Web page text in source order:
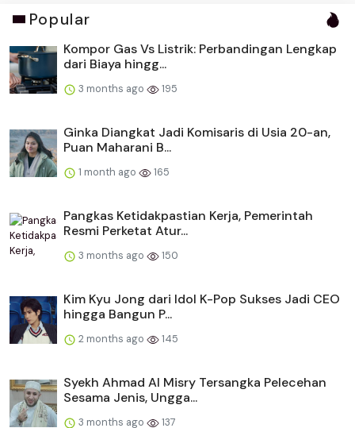
Popular
Kompor Gas Vs Listrik: Perbandingan Lengkap
dari Biaya hingg...
3 months ago 195
Ginka Diangkat Jadi Komisaris di Usia 20-an,
Puan Maharani B...
1 month ago 165
Pangkas Ketidakpastian Kerja, Pemerintah
Resmi Perketat Atur...
3 months ago 150
Kim Kyu Jong dari Idol K-Pop Sukses Jadi CEO
hingga Bangun P...
2 months ago 145
Syekh Ahmad Al Misry Tersangka Pelecehan
Sesama Jenis, Ungga...
3 months ago 137